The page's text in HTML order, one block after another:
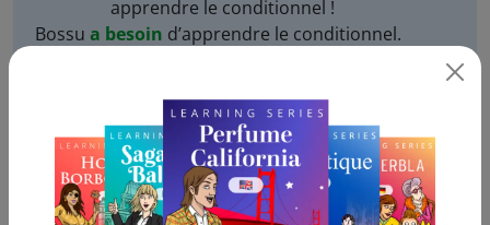
apprendre le conditionnel !
Bossu a besoin d’apprendre le conditionnel.
et
il est nécessaire, indispensable
Bossu apprenne le conditionnel. Cependant,
devoirexprime une obligation,avoir besoin, un
manque. Exemple :J’ai besoin de manger pour
vivre.Notez qu’on ditavoir besoin (faire)